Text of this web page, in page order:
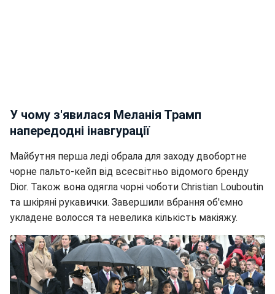
У чому з'явилася Меланія Трамп
напередодні інавгурації
Майбутня перша леді обрала для заходу двобортне
чорне пальто-кейп від всесвітньо відомого бренду
Dior. Також вона одягла чорні чоботи Christian Louboutin
та шкіряні рукавички. Завершили вбрання об'ємно
укладене волосся та невелика кількість макіяжу.